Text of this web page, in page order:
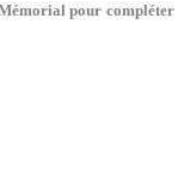
pour compléter